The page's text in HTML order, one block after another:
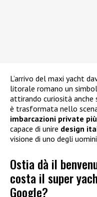
L’arrivo del maxi yacht
litorale romano un
attirando curiosità anche
è trasformata nello
imbarcazioni private
capace di unire design
visione di uno degli
Ostia dà il
costa il super
Google?